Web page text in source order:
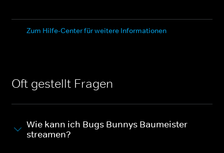
Zum Hilfe-Center für weitere Informationen
Oft gestellt Fragen
Wie kann ich Bugs Bunnys Baumeister
streamen?